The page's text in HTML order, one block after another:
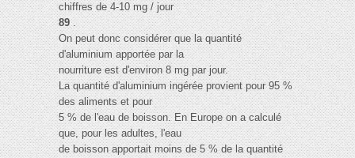
chiffres de 4-10 mg / jour
89.
On peut donc considérer que la quantité
d'aluminium apportée par la
nourriture est d'environ 8 mg par jour.
La quantité d'aluminium ingérée provient pour 95 %
des aliments et pour
5 % de l'eau de boisson. En Europe on a calculé
que, pour les adultes, l'eau
de boisson apportait moins de 5 % de la quantité